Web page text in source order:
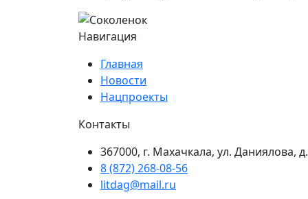
Навигация
Главная
Новости
Нацпроекты
Контакты
367000, г. Махачкала, ул. Даниялова,
8 (872) 268-08-56
litdag@mail.ru